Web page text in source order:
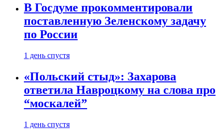
В Госдуме прокомментировали
поставленную Зеленскому задачу
по России
1 день спустя
«Польский стыд»: Захарова
ответила Навроцкому на слова про
“москалей”
1 день спустя